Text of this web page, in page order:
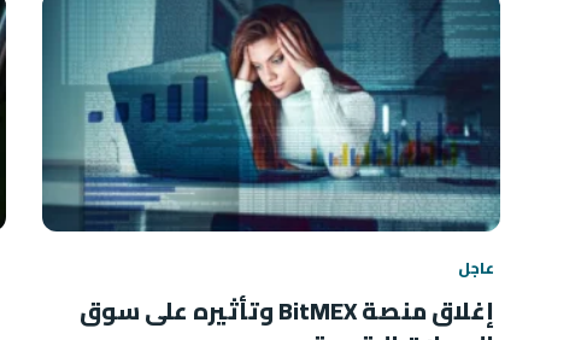
عاجل
إغلاق منصة BitMEX وتأثيره على سوق